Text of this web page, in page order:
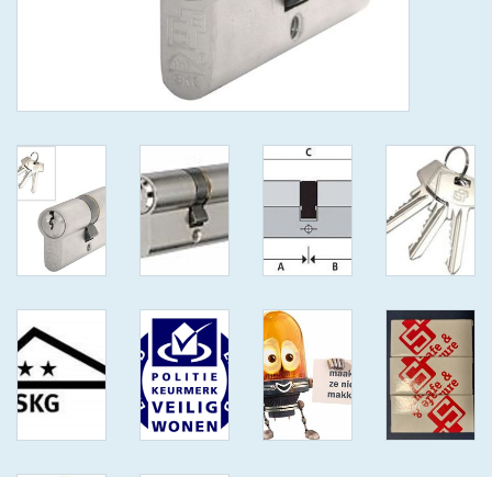
ANTIKERNTREK ZWART IN
IEDERE GEWENSTE MAAT MET
VEILIGE SLEUTELS SKG***
ISEO F 6 EXTRA S
ANTIKERNTREK IN IEDERE
GEWENSTE MAAT MET
ISEO F9 ANTIKERNTREK IN
IEDERE GEWENSTE MAAT MET
GEWONE SLEUTELS MET
CERTIFICAAT SKG***